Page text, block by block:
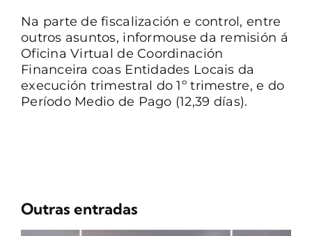
Na parte de fiscalización e control, entre
outros asuntos, informouse da remisión á
Oficina Virtual de Coordinación
Financeira coas Entidades Locais da
execución trimestral do 1º trimestre, e do
Período Medio de Pago (12,39 días).
Outras entradas